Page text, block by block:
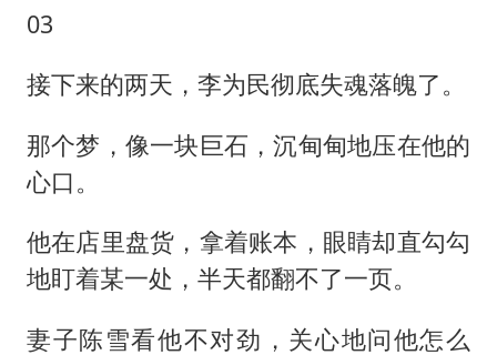
03
接下来的两天，李为民彻底失魂落魄了。
那个梦，像一块巨石，沉甸甸地压在他的
心口。
他在店里盘货，拿着账本，眼睛却直勾勾
地盯着某一处，半天都翻不了一页。
妻子陈雪看他不对劲，关心地问他怎么